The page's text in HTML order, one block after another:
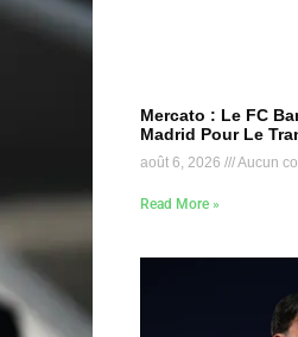
Mercato : Le FC
Madrid Pour Le
août 6, 2026 Aucun
Read More »